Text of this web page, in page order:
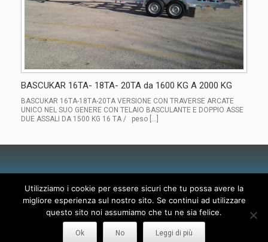
BASCUKAR 16TA- 18TA- 20TA da 1600 KG A 2000 KG
BASCUKAR 16TA-18TA-20TA VERSIONE CON TRAVERSE ARCATE
UNICO NEL SUO GENERE CON TELAIO BASCULANTE E DOPPIO ASSE
DUE ASSALI DA 1500 KG 16 TA / peso […]
ZONA IND. MADONNA DI LUGO
VIA PIANCIANINA SNC
06049 SPOLETO (PG)
PI 02345660548
Contatti
Privacy
Utilizziamo i cookie per essere sicuri che tu possa avere la
migliore esperienza sul nostro sito. Se continui ad utilizzare
questo sito noi assumiamo che tu ne sia felice.
Ok No Leggi di più